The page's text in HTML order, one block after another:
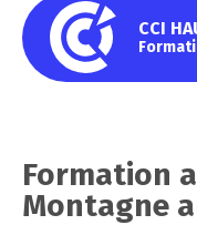
CCI
Formation
Montagne